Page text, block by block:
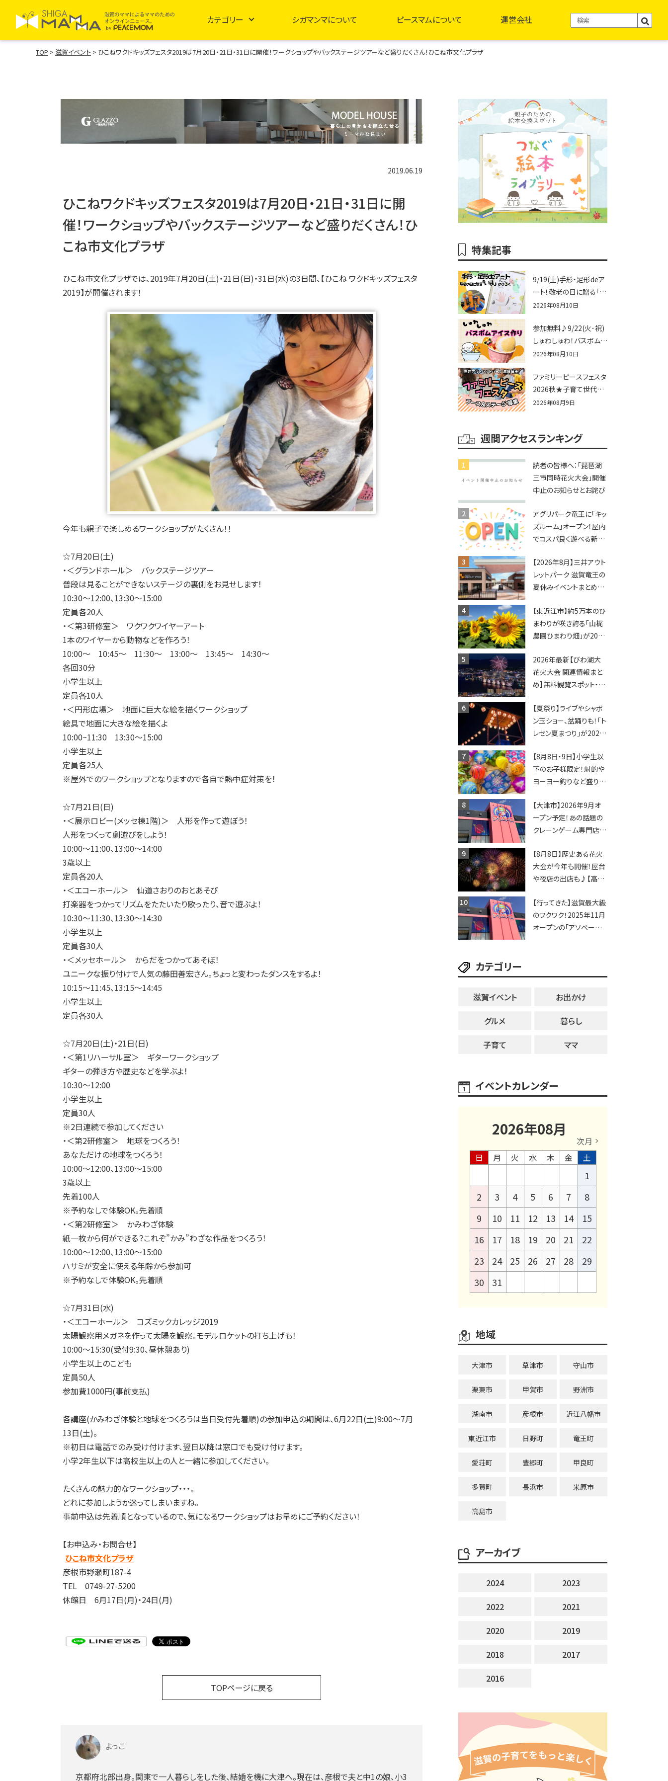
カテゴリー シガマンマについて ピースマムについて 運営会社
TOP > 滋賀イベント > ひこねワクドキッズフェスタ2019は7月20日・21日・31日に開催！ワークショップやバックステージツアーなど盛りだくさん！ひこね市文化プラザ
2019.06.19
ひこねワクドキッズフェスタ2019は7月20日・21日・31日に開
催！ワークショップやバックステージツアーなど盛りだくさん！ひ
こね市文化プラザ
ひこね市文化プラザでは、2019年7月20日(土)・21日(日)・31日(水)の3日間、【ひこね ワクドキッズフェスタ
2019】が開催されます！
今年も親子で楽しめるワークショップがたくさん！！
☆7月20日(土)
・＜グランドホール＞ バックステージツアー
普段は見ることができないステージの裏側をお見せします！
10:30～12:00、13:30～15:00
定員各20人
・＜第3研修室＞ ワクワクワイヤーアート
1本のワイヤーから動物などを作ろう！
10:00～ 10:45～ 11:30～ 13:00～ 13:45～ 14:30～
各回30分
小学生以上
定員各10人
・＜円形広場＞ 地面に巨大な絵を描くワークショップ
絵具で地面に大きな絵を描くよ
10:00~11:30 13:30～15:00
小学生以上
定員各25人
※屋外でのワークショップとなりますので各自で熱中症対策を！
☆7月21日(日)
・＜展示ロビー(メッセ棟1階)＞ 人形を作って遊ぼう！
人形をつくって劇遊びをしよう！
10:00～11:00、13:00～14:00
3歳以上
定員各20人
・＜エコーホール＞ 仙道さおりのおとあそび
打楽器をつかってリズムをたたいたり歌ったり、音で遊ぶよ！
10:30～11:30、13:30～14:30
小学生以上
定員各30人
・＜メッセホール＞ からだをつかってあそぼ！
ユニークな振り付けで人気の藤田善宏さん。ちょっと変わったダンスをするよ！
10:15～11:45、13:15～14:45
小学生以上
定員各30人
☆7月20日(土)・21日(日)
・＜第1リハーサル室＞ ギターワークショップ
ギターの弾き方や歴史などを学ぶよ！
10:30～12:00
小学生以上
定員30人
※2日連続で参加してください
・＜第2研修室＞ 地球をつくろう！
あなただけの地球をつくろう！
10:00～12:00、13:00～15:00
3歳以上
先着100人
※予約なしで体験OK。先着順
・＜第2研修室＞ かみわざ体験
紙一枚から何ができる？これぞ”かみ”わざな作品をつくろう！
10:00～12:00、13:00～15:00
ハサミが安全に使える年齢から参加可
※予約なしで体験OK。先着順
☆7月31日(水)
・＜エコーホール＞ コズミックカレッジ2019
太陽観察用メガネを作って太陽を観察。モデルロケットの打ち上げも！
10:00～15:30(受付9:30、昼休憩あり)
小学生以上のこども
定員50人
参加費1000円(事前支払)
各講座(かみわざ体験と地球をつくろうは当日受付先着順)の参加申込の期間は、6月22日(土)9:00～7月
13日(土)。
※初日は電話でのみ受け付けます、翌日以降は窓口でも受け付けます。
小学2年生以下は高校生以上の人と一緒に参加してください。
たくさんの魅力的なワークショップ・・・。
どれに参加しようか迷ってしまいますね。
事前申込は先着順となっているので、気になるワークショップはお早めにご予約ください！
【お申込み・お問合せ】
ひこね市文化プラザ
彦根市野瀬町187-4
TEL 0749-27-5200
休館日 6月17日(月)・24日(月)
TOPページに戻る
よっこ
京都府北部出身。関東で一人暮らしをした後、結婚を機に大津へ。現在は、彦根で夫と中1の娘、小3
特集記事
9/19(土)手形・足形deア
ート！敬老の日に贈る「い
ま」のきろく♪他にもふあ
いっぱいのシルバーウィ
ークin近江八幡
2026年08月10日
参加無料♪9/22(火･祝)
しゅわしゅわ！バスボムア
イス作り♪ふあふあ遊具
2026年08月10日
ファミリーピースフェスタ
2026秋★子育て世代向
けに告知&披露の場とし
2026年08月9日
週間アクセスランキング
読者の皆様へ：「琵琶湖
三市同時花火大会」開催
中止のお知らせとお詫び
アグリパーク竜王に「キッ
ズルーム」オープン！屋内
でコスパ良く遊べる新施
合いが無料に★
【2026年8月】三井アウト
レットパーク 滋賀竜王の
夏休みイベントまとめ！
辛グルメ・フォトコンテス
トまで盛りだくさん！
【東近江市】約5万本のひ
まわりが咲き誇る「山梶
農園ひまわり畑」が2026
ポットやキッチンカーも
登場！何度も入園できる
フリーパスも販売★
2026年最新【びわ湖大
花火大会 関連情報まと
め】無料観覧スポット・同
ップ・交通規制に近隣施
設の駐車場情報なども
要チェック★
【夏祭り】ライブやシャボ
ン玉ショー、盆踊りも！「ト
レセン夏まつり」が2026
【8月8日・9日】小学生以
下のお子様限定！射的や
ヨーヨー釣りなど盛りだ
ちびっこ縁日開催♪【モリ
ーブ】
【大津市】2026年9月オ
ープン予定！あの話題の
クレーンゲーム専門店
ってくる！豊郷店に続く滋
賀2店舗目★
【8月8日】歴史ある花火
大会が今年も開催！屋台
や夜店の出店も♪【高宮
【行ってきた】滋賀最大級
のワクワク！2025年11月
オープンの「アソベース
スポット！
カテゴリー
滋賀イベント
お出かけ
グルメ
暮らし
子育て
ママ
イベントカレンダー
2026年08月
次月
日
月 火 水 木 金 土
1
2
3 4 5 6 7
8
9
10 11 12 13 14
15
16
17 18 19 20 21
22
23
24 25 26 27 28
29
30
31
地域
大津市 草津市 守山市
栗東市 甲賀市 野洲市
湖南市 彦根市 近江八幡市
東近江市 日野町 竜王町
愛荘町 豊郷町 甲良町
多賀町 長浜市 米原市
高島市
アーカイブ
2024
2023
2022
2021
2020
2019
2018
2017
2016